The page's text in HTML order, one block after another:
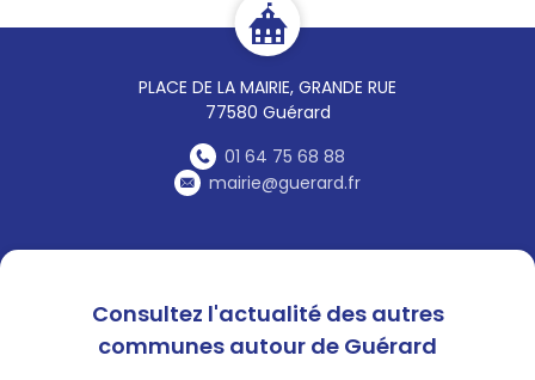
PLACE DE LA MAIRIE, GRANDE RUE
77580 Guérard
01 64 75 68 88
mairie@guerard.fr
Consultez l'actualité des autres
communes autour de Guérard